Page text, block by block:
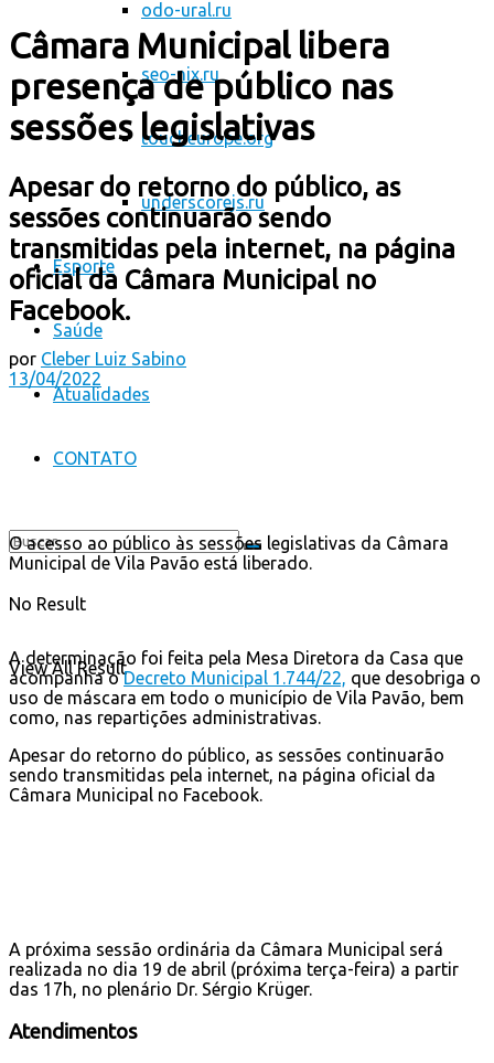
odo-ural.ru
seo-nix.ru
toucheurope.org
underscorejs.ru
Esporte
Saúde
Atualidades
CONTATO
No Result
View All Result
Câmara Municipal libera
presença de público nas
sessões legislativas
Apesar do retorno do público, as
sessões continuarão sendo
transmitidas pela internet, na página
oficial da Câmara Municipal no
Facebook.
por Cleber Luiz Sabino
13/04/2022
O acesso ao público às sessões legislativas da Câmara
Municipal de Vila Pavão está liberado.
A determinação foi feita pela Mesa Diretora da Casa que
acompanha oDecreto Municipal 1.744/22, que desobriga o
uso de máscara em todo o município de Vila Pavão, bem
como, nas repartições administrativas.
Apesar do retorno do público, as sessões continuarão
sendo transmitidas pela internet, na página oficial da
Câmara Municipal no Facebook.
A próxima sessão ordinária da Câmara Municipal será
realizada no dia 19 de abril (próxima terça-feira) a partir
das 17h, no plenário Dr. Sérgio Krüger.
Atendimentos